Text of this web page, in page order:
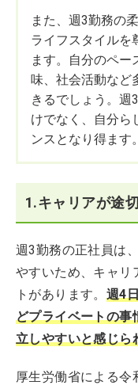
また、週3勤務の
ライフスタイルを
ます。自分のペー
味、社会活動など
きるでしょう。週
けでなく、自分ら
ンスとなり得ます。
1.キャリアが途
週3勤務の正社員は
やすいため、キャリ
トがあります。 週4
どプライベートの
立しやすいと感じら
厚生労働省による令